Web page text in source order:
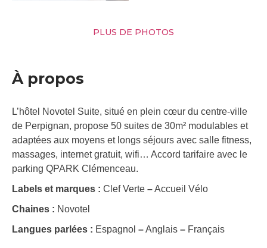
PLUS DE PHOTOS
À propos
L’hôtel Novotel Suite, situé en plein cœur du centre-ville
de Perpignan, propose 50 suites de 30m² modulables et
adaptées aux moyens et longs séjours avec salle fitness,
massages, internet gratuit, wifi… Accord tarifaire avec le
parking QPARK Clémenceau.
Labels et marques : Clef Verte –Accueil Vélo
Chaines : Novotel
Langues parlées : Espagnol –Anglais – Français